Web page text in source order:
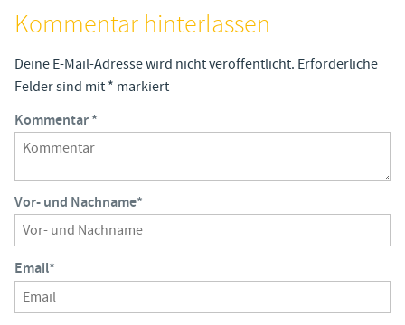
Kommentar hinterlassen
Deine E-Mail-Adresse wird nicht veröffentlicht. Erforderliche
Felder sind mit * markiert
Kommentar*
Vor- und Nachname*
Email*